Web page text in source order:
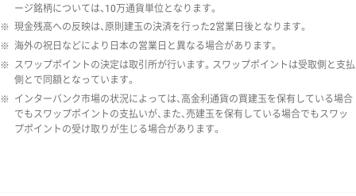
ージ銘柄については、10万通貨単位となります。
※ 現金残高への反映は、原則建玉の決済を行った2営業日後となります。
※ 海外の祝日などにより日本の営業日と異なる場合があります。
※ スワップポイントの決定は取引所が行います。スワップポイントは受取側と支払
側とで同額となっています。
※ インターバンク市場の状況によっては、高金利通貨の買建玉を保有している場合
でもスワップポイントの支払いが、また、売建玉を保有している場合でもスワッ
プポイントの受け取りが生じる場合があります。